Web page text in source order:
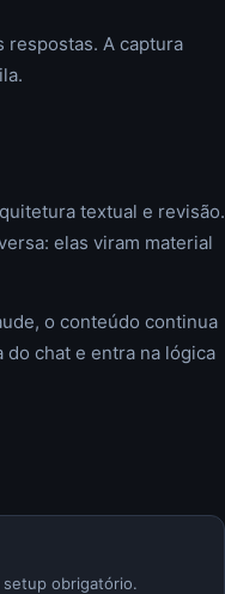
respostas. A captura
textual e revisão.
elas viram material
o conteúdo continua
do chat e entra na lógica
setup obrigatório.